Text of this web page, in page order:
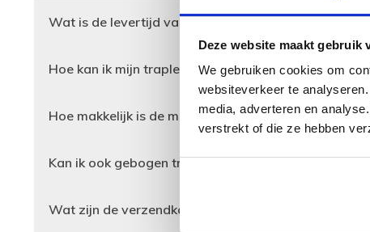
Deze website maakt gebruik
We gebruiken cookies om
websiteverkeer te
media, adverteren en
verstrekt of die ze hebben
Wat is de levertijd van mijn trapleuning?
Hoe kan ik mijn trapleuning opmeten?
Hoe makkelijk is de montage van de trapleuning?
Kan ik ook gebogen trapleuningen bestellen?
Wat zijn de verzendkosten van een trapleuning?